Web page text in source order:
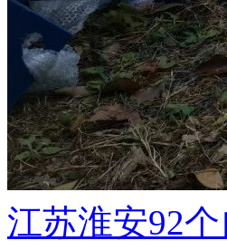
江苏淮安92